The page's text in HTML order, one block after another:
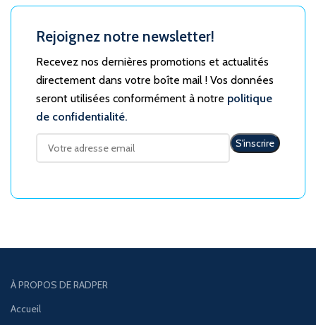
Rejoignez notre newsletter!
Recevez nos dernières promotions et actualités
directement dans votre boîte mail ! Vos données
seront utilisées conformément à notre politique
de confidentialité.
À PROPOS DE RADPER
Accueil